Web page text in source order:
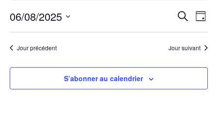
août
2025 et
de
vues
Recherche
de
Jour
06/08/2025
date.Jour précédent Jour suivant
S’abonner au calendrier